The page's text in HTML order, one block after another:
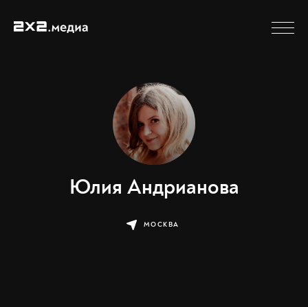
Юлия Андрианова
МОСКВА